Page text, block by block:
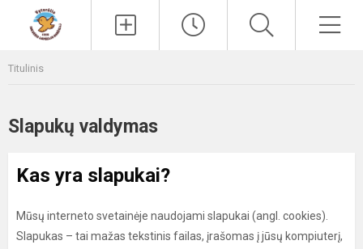
Titulinis
Slapukų valdymas
Kas yra slapukai?
Mūsų interneto svetainėje naudojami slapukai (angl. cookies).
Slapukas – tai mažas tekstinis failas, įrašomas į jūsų kompiuterį,